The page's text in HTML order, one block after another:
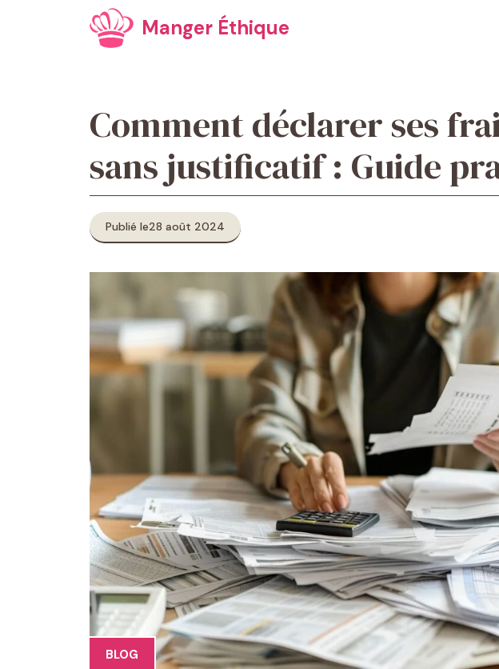
Manger Éthique
Comment déclarer ses
sans justificatif : Guide
Publié le28 août 2024
BLOG